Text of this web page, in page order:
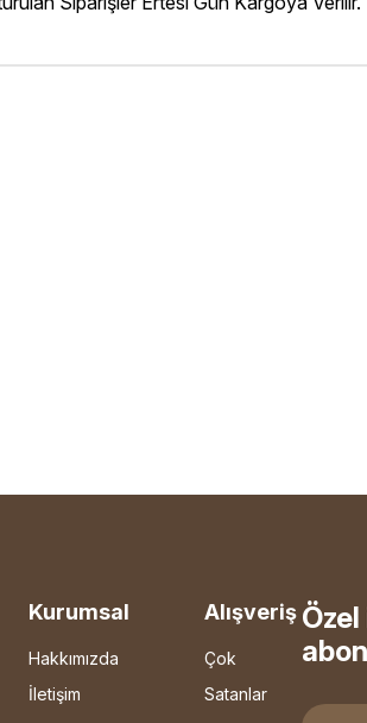
Kurumsal
Hakkımızda
İletişim
Alışveriş
Çok
Satanlar